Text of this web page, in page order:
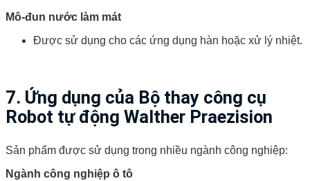
Mô-đun nước làm mát
Được sử dụng cho các ứng dụng hàn hoặc xử lý nhiệt.
7. Ứng dụng của Bộ thay công cụ
Robot tự động Walther Praezision
Sản phẩm được sử dụng trong nhiều ngành công nghiệp:
Ngành công nghiệp ô tô